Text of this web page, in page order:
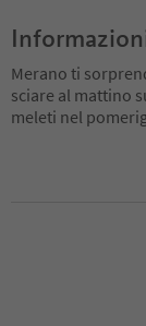
Merano ti
sciare al mattino
meleti nel